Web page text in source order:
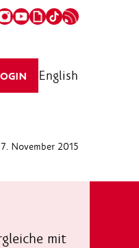
English
November 2015
mit